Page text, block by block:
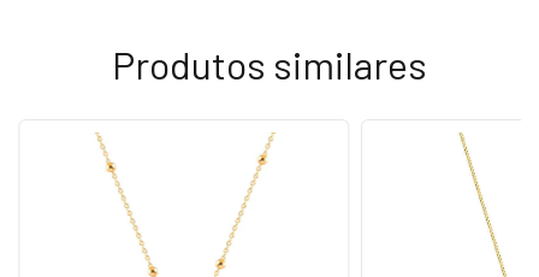
Produtos similares